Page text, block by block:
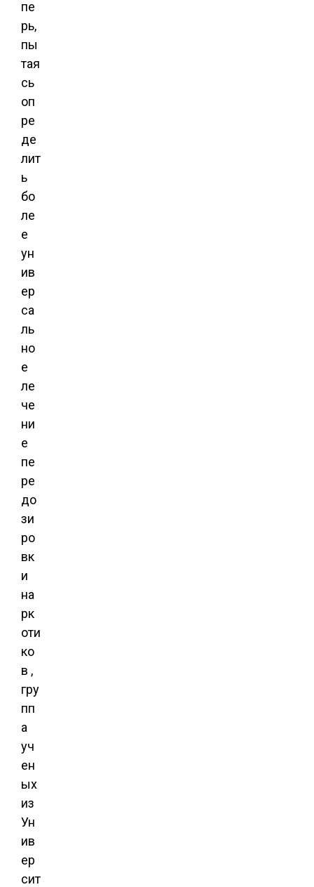
пе
рь,
пы
тая
сь
оп
ре
де
лит
ь
бо
ле
е
ун
ив
ер
са
ль
но
е
ле
че
ни
е
пе
ре
до
зи
ро
вк
и
на
рк
оти
ко
в ,
гру
пп
а
уч
ен
ых
из
Ун
ив
ер
сит